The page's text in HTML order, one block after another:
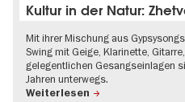
Kultur in der Natur:
Mit ihrer Mischung aus
Swing mit Geige, Klarinette,
gelegentlichen Gesangseinlagen
Jahren unterwegs.
Weiterlesen